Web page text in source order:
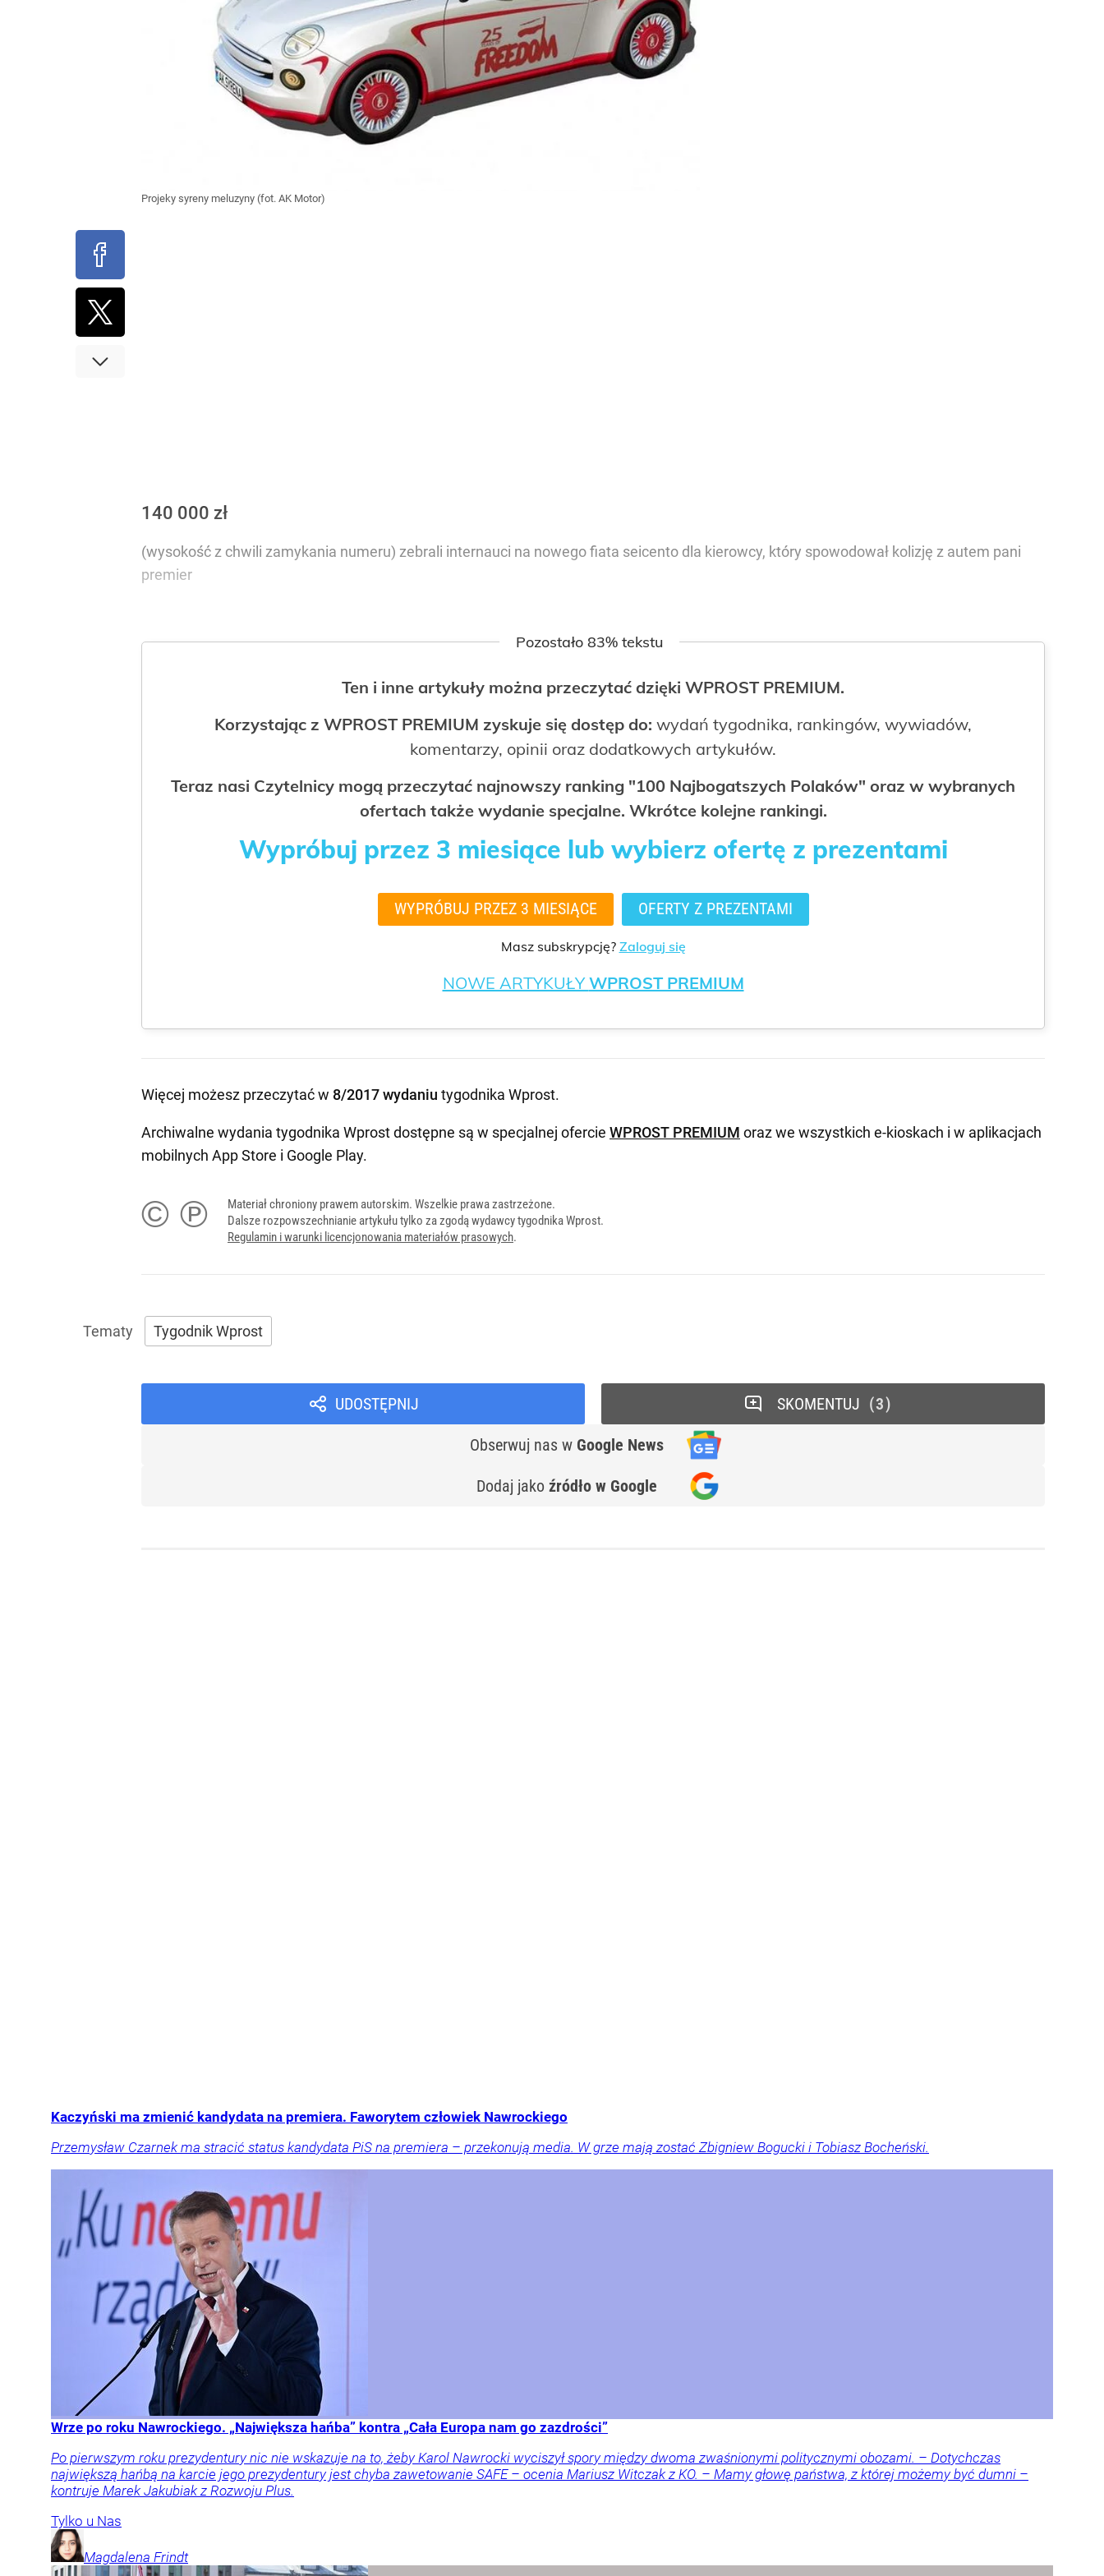
Projeky syreny meluzyny (fot. AK Motor)
140 000 zł
(wysokość z chwili zamykania numeru) zebrali internauci na nowego fiata seicento dla kierowcy, który spowodował kolizję z autem pani
premier
Pozostało 83% tekstu
Ten i inne artykuły można przeczytać dzięki WPROST PREMIUM.
Korzystając z WPROST PREMIUM zyskuje się dostęp do: wydań tygodnika, rankingów, wywiadów,
komentarzy, opinii oraz dodatkowych artykułów.
Teraz nasi Czytelnicy mogą przeczytać najnowszy ranking "100 Najbogatszych Polaków" oraz w wybranych
ofertach także wydanie specjalne. Wkrótce kolejne rankingi.
Wypróbuj przez 3 miesiące lub wybierz ofertę z prezentami
WYPRÓBUJ PRZEZ 3 MIESIĄCE OFERTY Z PREZENTAMI
Masz subskrypcję? Zaloguj się
NOWE ARTYKUŁYWPROST PREMIUM
Więcej możesz przeczytać w 8/2017 wydaniu tygodnika Wprost.
Archiwalne wydania tygodnika Wprost dostępne są w specjalnej ofercie WPROST PREMIUM oraz we wszystkich e-kioskach i w aplikacjach
mobilnych App Store i Google Play.
© ℗
Materiał chroniony prawem autorskim. Wszelkie prawa zastrzeżone.
Dalsze rozpowszechnianie artykułu tylko za zgodą wydawcy tygodnika Wprost.
Regulamin i warunki licencjonowania materiałów prasowych.
Tygodnik Wprost
UDOSTĘPNIJ
Obserwuj nas w Google News
Dodaj jako źródło w Google
SKOMENTUJ 3
Kaczyński ma zmienić kandydata na premiera. Faworytem człowiek Nawrockiego
Przemysław Czarnek ma stracić status kandydata PiS na premiera – przekonują media. W grze mają zostać Zbigniew Bogucki i Tobiasz Bocheński.
Wrze po roku Nawrockiego. „Największa hańba” kontra „Cała Europa nam go zazdrości”
Po pierwszym roku prezydentury nic nie wskazuje na to, żeby Karol Nawrocki wyciszył spory między dwoma zwaśnionymi politycznymi obozami. – Dotychczas
największą hańbą na karcie jego prezydentury jest chyba zawetowanie SAFE – ocenia Mariusz Witczak z KO. – Mamy głowę państwa, z której możemy być dumni –
kontruje Marek Jakubiak z Rozwoju Plus.
Tylko u Nas
Magdalena Frindt